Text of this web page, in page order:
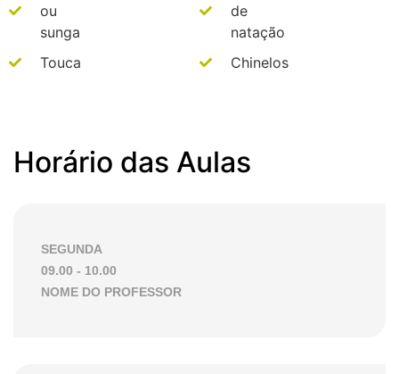
ou
sunga
Touca
de
natação
Chinelos
Horário das Aulas
SEGUNDA
09.00 - 10.00
NOME DO PROFESSOR